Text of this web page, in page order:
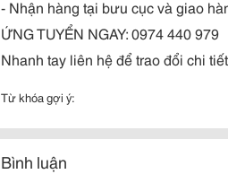
- Nhận hàng tại bưu cục và giao
ỨNG TUYỂN NGAY: 0974 440 979
Nhanh tay liên hệ để trao đổi chi
Từ khóa gợi ý:
Bình luận